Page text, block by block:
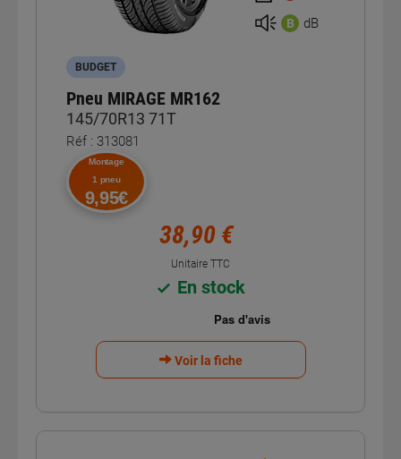
B dB
BUDGET
Pneu MIRAGE MR162
145/70R13 71T
Réf : 313081
Montage
1 pneu
9,95€
38,90 €
Unitaire TTC
En stock
Voir la fiche